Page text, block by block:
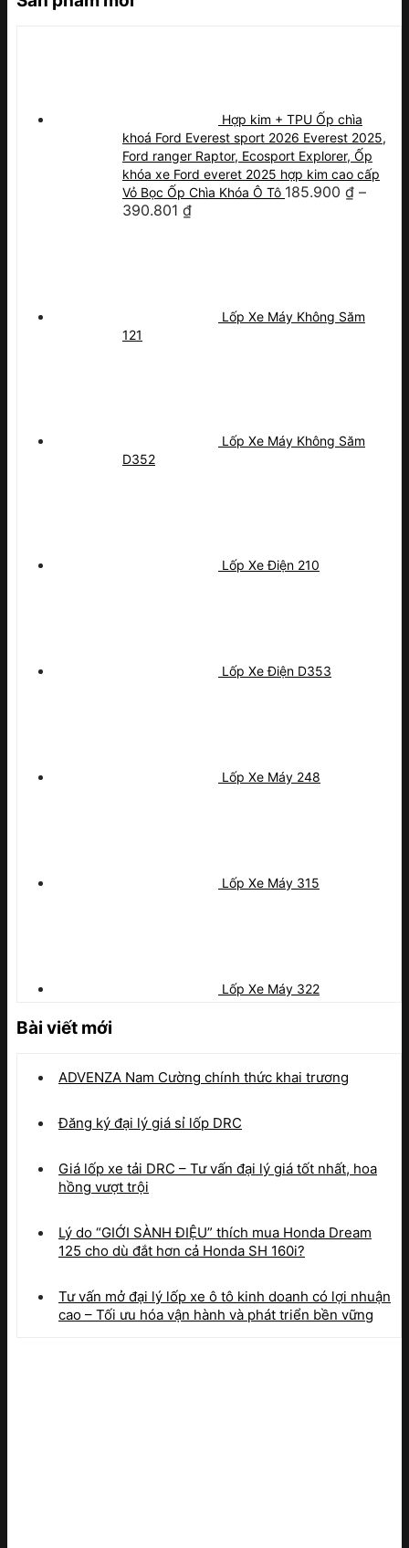
Hợp kim + TPU Ốp chìa
khoá Ford Everest sport 2026 Everest 2025,
Ford ranger Raptor, Ecosport Explorer, Ốp
khóa xe Ford everet 2025 hợp kim cao cấp
Vỏ Bọc Ốp Chìa Khóa Ô Tô 185.900 ₫ –
390.801 ₫
Lốp Xe Máy Không Săm
121
Lốp Xe Máy Không Săm
D352
Lốp Xe Điện 210
Lốp Xe Điện D353
Lốp Xe Máy 248
Lốp Xe Máy 315
Lốp Xe Máy 322
Bài viết mới
ADVENZA Nam Cường chính thức khai trương
Đăng ký đại lý giá sỉ lốp DRC
Giá lốp xe tải DRC – Tư vấn đại lý giá tốt nhất, hoa
hồng vượt trội
Lý do “GIỚI SÀNH ĐIỆU” thích mua Honda Dream
125 cho dù đắt hơn cả Honda SH 160i?
Tư vấn mở đại lý lốp xe ô tô kinh doanh có lợi nhuận
cao – Tối ưu hóa vận hành và phát triển bền vững